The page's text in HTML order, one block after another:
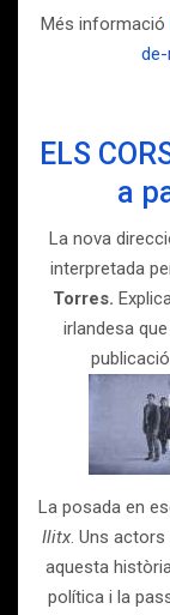
Més informació
ELS
a
La nova
interpretada
Torres.
irlandesa
publicació
La posada en
Ilitx. Uns actors
aquesta
política i la